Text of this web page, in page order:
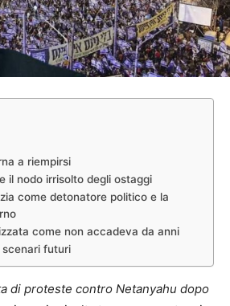
a riempirsi
il nodo irrisolto degli ostaggi
come detonatore politico e la
come non accadeva da anni
scenari futuri
di proteste contro Netanyahu dopo